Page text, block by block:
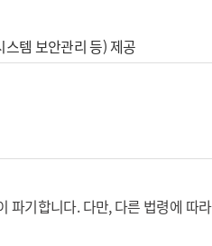
함으로써 성립한다.
보에 대해 회원가입 양식에 따라
청을 할 수 있다.
있으나 최소한의 개인정보 수집
를 입력하지 않은 경우에도 기
템 보안관리 등) 제공
용이 제한됩니다.
기합니다. 다만, 다른 법령에 따